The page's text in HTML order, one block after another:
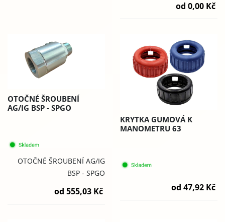
od 0,00 Kč
OTOČNÉ ŠROUBENÍ
AG/IG BSP - SPGO
OTOČNÉ ŠROUBENÍ AG/IG
BSP - SPGO
od 555,03 Kč
KRYTKA GUMOVÁ K
MANOMETRU 63
od 47,92 Kč